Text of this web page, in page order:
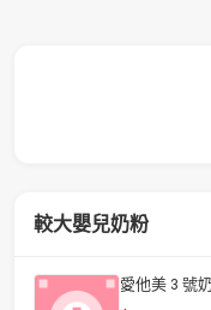
較大嬰兒奶粉
愛他美 3 號